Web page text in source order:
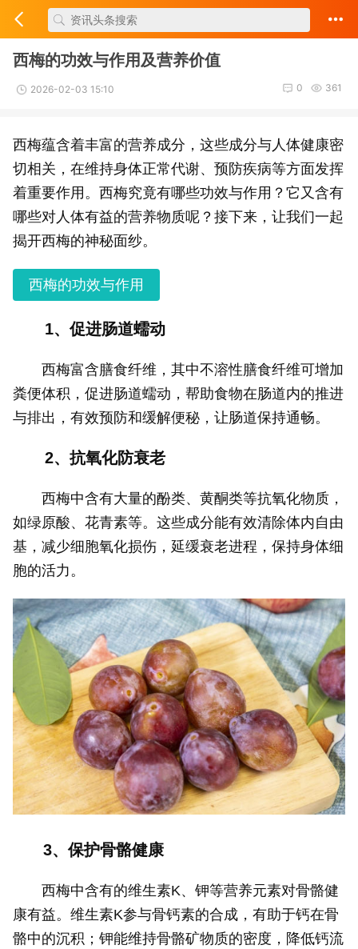
西梅的功效与作用及营养价值
2026-02-03 15:10 361
0
西梅蕴含着丰富的营养成分，这些成分与人体健康密
切相关，在维持身体正常代谢、预防疾病等方面发挥
着重要作用。西梅究竟有哪些功效与作用？它又含有
哪些对人体有益的营养物质呢？接下来，让我们一起
揭开西梅的神秘面纱。
西梅的功效与作用
1、促进肠道蠕动
西梅富含膳食纤维，其中不溶性膳食纤维可增加
粪便体积，促进肠道蠕动，帮助食物在肠道内的推进
与排出，有效预防和缓解便秘，让肠道保持通畅。
2、抗氧化防衰老
西梅中含有大量的酚类、黄酮类等抗氧化物质，
如绿原酸、花青素等。这些成分能有效清除体内自由
基，减少细胞氧化损伤，延缓衰老进程，保持身体细
胞的活力。
3、保护骨骼健康
西梅中含有的维生素K、钾等营养元素对骨骼健
康有益。维生素K参与骨钙素的合成，有助于钙在骨
骼中的沉积；钾能维持骨骼矿物质的密度，降低钙流